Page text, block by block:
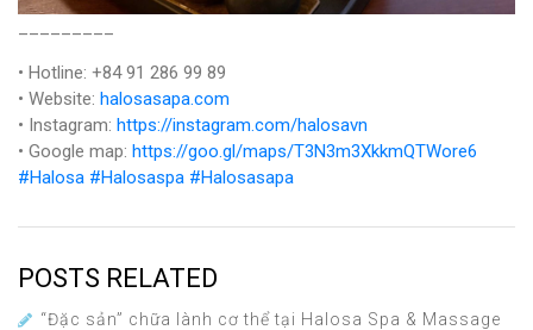
• Hotline: +84 91 286 99 89
• Website: halosasapa.com
• Instagram: https://instagram.com/halosavn
• Google map: https://goo.gl/maps/T3N3m3XkkmQTWore6
#Halosa #Halosaspa #Halosasapa
POSTS RELATED
“Đặc sản” chữa lành cơ thể tại Halosa Spa & Massage